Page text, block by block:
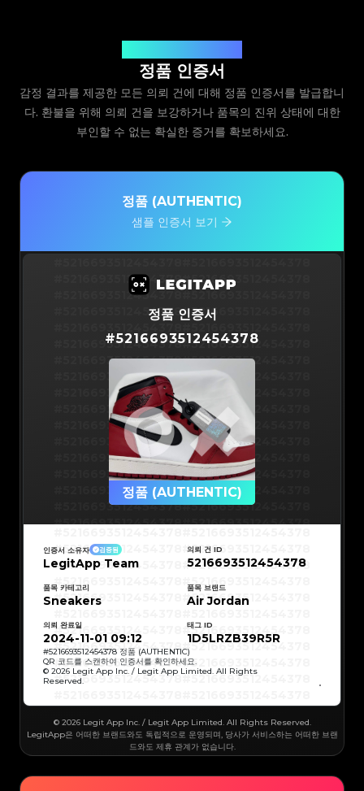
정품 인증서
감정 결과를 제공한 모든 의뢰 건에 대해 정품 인증서를 발급합니
다. 환불을 위해 의뢰 건을 보강하거나 품목의 진위 상태에 대한
부인할 수 없는 확실한 증거를 확보하세요.
정품 (AUTHENTIC)
샘플 인증서 보기
#5216693512454378#5216693512454378
#5216693512454378#5216693512454378
#5216693512454378#5216693512454378
#5216693512454378#5216693512454378
#5216693512454378#5216693512454378
#5216693512454378#5216693512454378
#5216693512454378
#5216693512454378
#5216693512454378#5216693512454378
#5216693512454378#5216693512454378
#5216693512454378#5216693512454378
#5216693512454378
#5216693512454378
#5216693512454378#5216693512454378
#5216693512454378#5216693512454378
#5216693512454378#5216693512454378
#5216693512454378#5216693512454378
#5216693512454378
#5216693512454378
#5216693512454378
#5216693512454378
#5216693512454378
#5216693512454378
#5216693512454378
#5216693512454378
#5216693512454378
#5216693512454378
#5216693512454378
#5216693512454378
#5216693512454378#5216693512454378
#5216693512454378#5216693512454378
#5216693512454378
#5216693512454378#5216693512454378
#5216693512454378#5216693512454378
#5216693512454378#5216693512454378
정품 인증서
#5216693512454378
정품 (AUTHENTIC)
#5216693512454378
#5216693512454378
#5216693512454378
#5216693512454378
#5216693512454378
#5216693512454378
#5216693512454378
#5216693512454378
#5216693512454378
#5216693512454378
#5216693512454378#5216693512454378
#5216693512454378#5216693512454378
#5216693512454378#5216693512454378
#5216693512454378#5216693512454378
#5216693512454378#5216693512454378
#5216693512454378#5216693512454378
#5216693512454378#5216693512454378
#5216693512454378#5216693512454378
인증서 소유자 검증됨
LegitApp Team
의뢰 건 ID
5216693512454378
품목 카테고리
Sneakers
품목 브랜드
Air Jordan
의뢰 완료일
2024-11-01 09:12
태그 ID
1D5LRZB39R5R
#5216693512454378 정품 (AUTHENTIC)
QR 코드를 스캔하여 인증서를 확인하세요.
© 2026 Legit App Inc. / Legit App Limited. All Rights
Reserved.
© 2026 Legit App Inc. / Legit App Limited. All Rights Reserved.
LegitApp은 어떠한 브랜드와도 독립적으로 운영되며, 당사가 서비스하는 어떠한 브랜
드와도 제휴 관계가 없습니다.